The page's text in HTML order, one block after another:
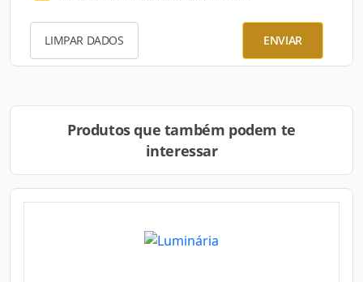
LIMPAR DADOS ENVIAR
Produtos que também podem te
interessar